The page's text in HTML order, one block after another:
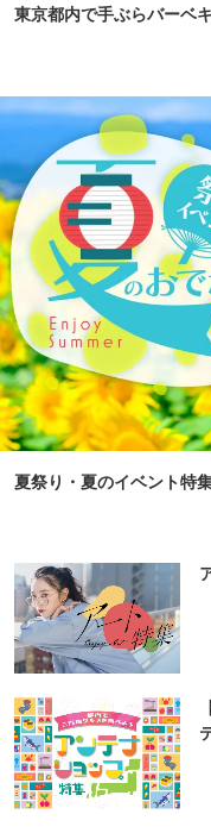
東京都内で手ぶらバーベ
夏祭り・夏のイベント特